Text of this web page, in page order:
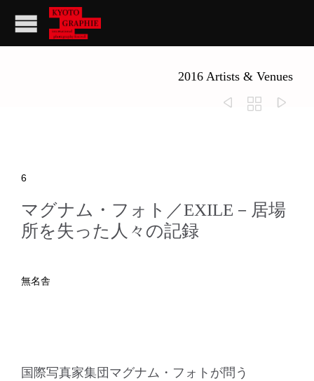
2016 Artists & Venues
  
6
マグナム・フォト／EXILE－居場
所を失った人々の記録
無名舎
国際写真家集団マグナム・フォトが問う